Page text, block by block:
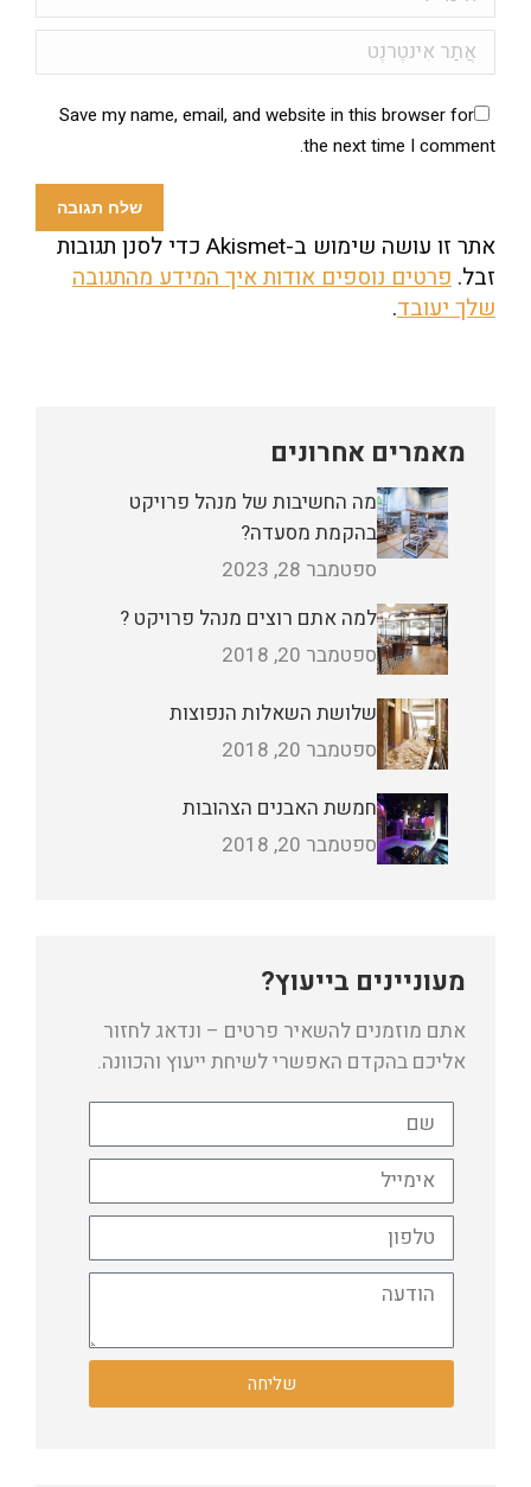
אֲתַר אִינטֶרנֶט
Save my name, email, and website in this browser for
the next time I comment.
שלח תגובה
אתר זו עושה שימוש ב-Akismet כדי לסנן תגובות
זבל. פרטים נוספים אודות איך המידע מהתגובה
שלך יעובד.
מאמרים אחרונים
מה החשיבות של מנהל פרויקט
בהקמת מסעדה?
ספטמבר 28, 2023
למה אתם רוצים מנהל פרויקט ?
ספטמבר 20, 2018
שלושת השאלות הנפוצות
ספטמבר 20, 2018
חמשת האבנים הצהובות
ספטמבר 20, 2018
מעוניינים בייעוץ?
אתם מוזמנים להשאיר פרטים – ונדאג לחזור
אליכם בהקדם האפשרי לשיחת ייעוץ והכוונה.
שליחה